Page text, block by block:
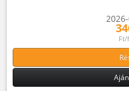
Ft/